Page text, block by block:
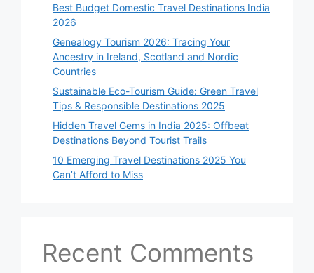
Best Budget Domestic Travel Destinations India
2026
Genealogy Tourism 2026: Tracing Your
Ancestry in Ireland, Scotland and Nordic
Countries
Sustainable Eco-Tourism Guide: Green Travel
Tips & Responsible Destinations 2025
Hidden Travel Gems in India 2025: Offbeat
Destinations Beyond Tourist Trails
10 Emerging Travel Destinations 2025 You
Can’t Afford to Miss
Recent Comments